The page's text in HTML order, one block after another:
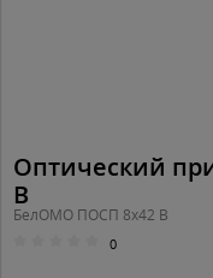
Оптический
В
БелОМО ПОСП 8х42 В
0